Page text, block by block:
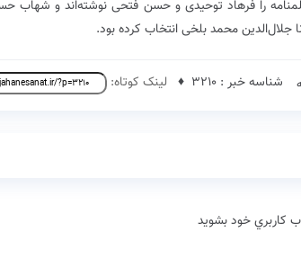
را فرهاد توحیدی و حسن فتحی نوشته‌اند و شهاب
جلال‌الدین محمد بلخی انتخاب کرده بود.
شناسه خبر : 3210 ♦ لینک کوتاه:
كاربري خود بشويد